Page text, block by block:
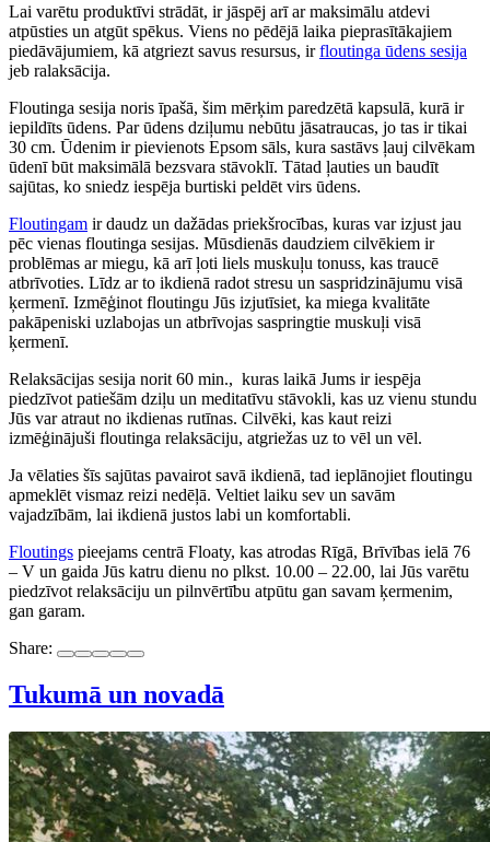
Lai varētu produktīvi strādāt, ir jāspēj arī ar maksimālu atdevi
atpūsties un atgūt spēkus. Viens no pēdējā laika pieprasītākajiem
piedāvājumiem, kā atgriezt savus resursus, irfloutinga ūdens sesija
jeb ralaksācija.
Floutinga sesija noris īpašā, šim mērķim paredzētā kapsulā, kurā ir
iepildīts ūdens. Par ūdens dziļumu nebūtu jāsatraucas, jo tas ir tikai
30 cm. Ūdenim ir pievienots Epsom sāls, kura sastāvs ļauj cilvēkam
ūdenī būt maksimālā bezsvara stāvoklī. Tātad ļauties un baudīt
sajūtas, ko sniedz iespēja burtiski peldēt virs ūdens.
Floutingam ir daudz un dažādas priekšrocības, kuras var izjust jau
pēc vienas floutinga sesijas. Mūsdienās daudziem cilvēkiem ir
problēmas ar miegu, kā arī ļoti liels muskuļu tonuss, kas traucē
atbrīvoties. Līdz ar to ikdienā radot stresu un saspridzinājumu visā
ķermenī. Izmēģinot floutingu Jūs izjutīsiet, ka miega kvalitāte
pakāpeniski uzlabojas un atbrīvojas saspringtie muskuļi visā
ķermenī.
Relaksācijas sesija norit 60 min., kuras laikā Jums ir iespēja
piedzīvot patiešām dziļu un meditatīvu stāvokli, kas uz vienu stundu
Jūs var atraut no ikdienas rutīnas. Cilvēki, kas kaut reizi
izmēģinājuši floutinga relaksāciju, atgriežas uz to vēl un vēl.
Ja vēlaties šīs sajūtas pavairot savā ikdienā, tad ieplānojiet floutingu
apmeklēt vismaz reizi nedēļā. Veltiet laiku sev un savām
vajadzībām, lai ikdienā justos labi un komfortabli.
Floutings pieejams centrā Floaty, kas atrodas Rīgā, Brīvības ielā 76
– V un gaida Jūs katru dienu no plkst. 10.00 – 22.00, lai Jūs varētu
piedzīvot relaksāciju un pilnvērtību atpūtu gan savam ķermenim,
gan garam.
Share:
Tukumā un novadā